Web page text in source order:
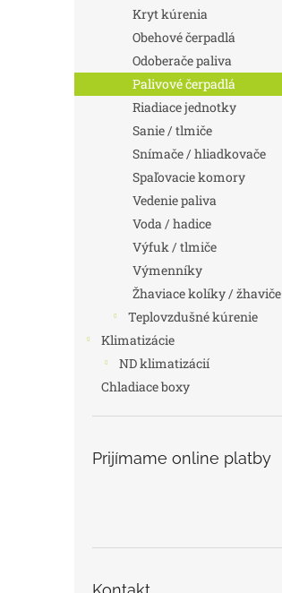
Kryt kúrenia
Obehové čerpadlá
Odoberače paliva
Palivové čerpadlá
Riadiace jednotky
Sanie / tlmiče
Snímače / hliadkovače
Spaľovacie komory
Vedenie paliva
Voda / hadice
Výfuk / tlmiče
Výmenníky
Žhaviace kolíky / žhaviče
Teplovzdušné kúrenie
Klimatizácie
ND klimatizácií
Chladiace boxy
Prijímame online platby